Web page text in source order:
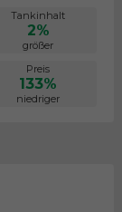
Tankinhalt
2%
größer
Preis
133%
niedriger